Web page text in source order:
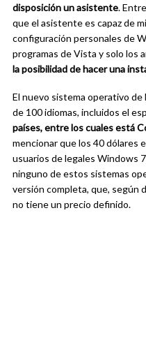
disposición un asistente.
que el asistente es capaz de
configuración personales de
programas de Vista y solo los
la posibilidad de hacer una
El nuevo sistema operativo
de 100 idiomas, incluidos el
países, entre los cuales está
mencionar que los 40 dólares
usuarios de legales Windows
ninguno de estos sistemas
versión completa, que, según
no tiene un precio definido.